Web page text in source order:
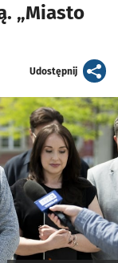
„Miasto
Udostępnijartykuł